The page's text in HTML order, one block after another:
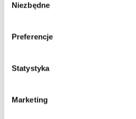
zgody
Niezbędne
Preferencje
Statystyka
Marketing